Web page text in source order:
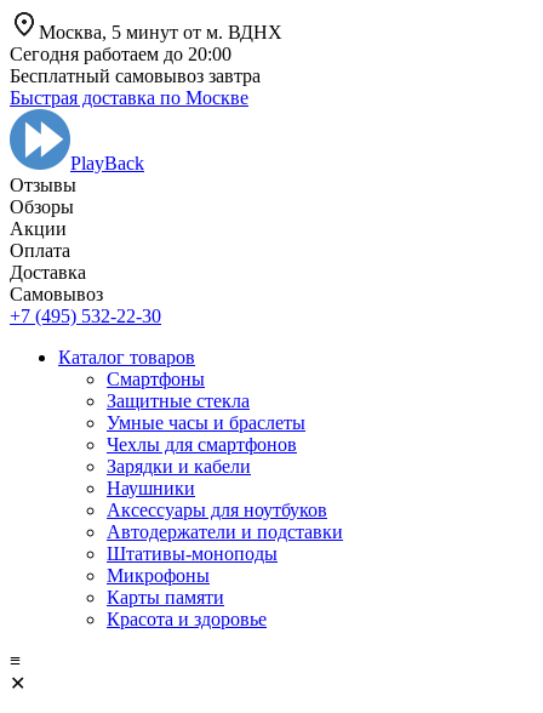
Москва, 5 минут от м. ВДНХ
Сегодня работаем до 20:00
Бесплатный самовывоз завтра
Быстрая доставка по Москве
PlayBack
Отзывы
Обзоры
Aкции
Оплата
Доставка
Самовывоз
+7 (495) 532-22-30
Каталог товаров
Смартфоны
Защитные стекла
Умные часы и браслеты
Чехлы для смартфонов
Зарядки и кабели
Наушники
Аксессуары для ноутбуков
Автодержатели и подставки
Штативы-моноподы
Микрофоны
Карты памяти
Красота и здоровье
≡
✕